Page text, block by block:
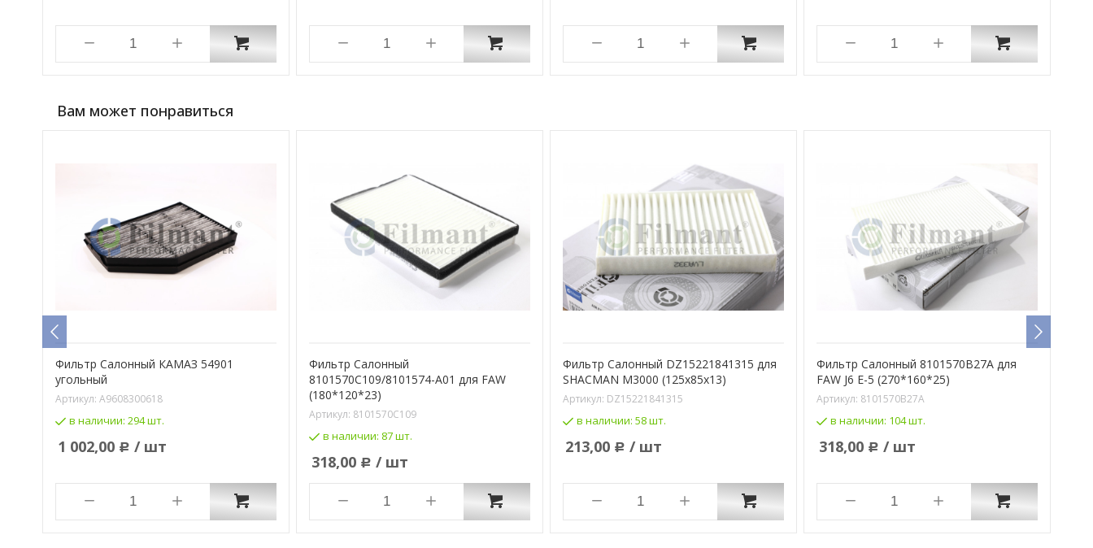
Вам может понравиться
Фильтр Салонный КАМАЗ 54901
угольный
Артикул: A9608300618
в наличии: 294 шт.
1 002,00 Р / шт
Фильтр Салонный
8101570C109/8101574-A01 для FAW
(180*120*23)
Артикул: 8101570C109
в наличии: 87 шт.
318,00 Р / шт
Фильтр Салонный DZ15221841315 для
SHACMAN M3000 (125x85x13)
Артикул: DZ15221841315
в наличии: 58 шт.
213,00 Р / шт
Фильтр Салонный 8101570B27A для
FAW J6 E-5 (270*160*25)
Артикул: 8101570B27A
в наличии: 104 шт.
318,00 Р / шт